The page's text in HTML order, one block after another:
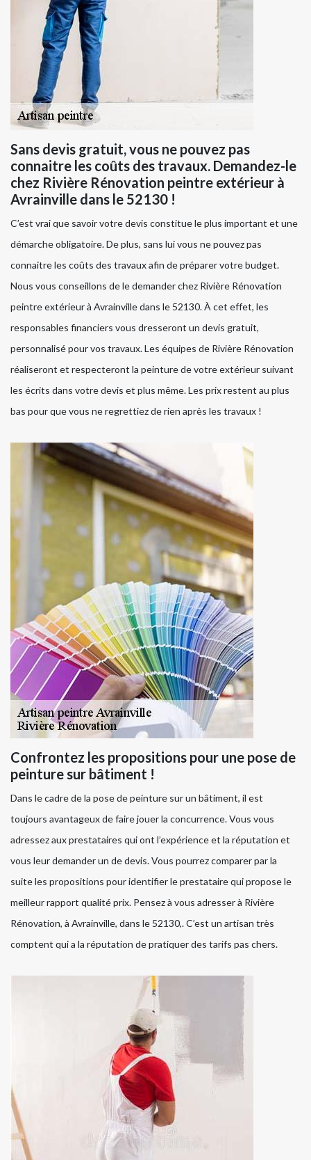
Sans devis gratuit, vous ne pouvez pas
connaitre les coûts des travaux. Demandez-le
chez Rivière Rénovation peintre extérieur à
Avrainville dans le 52130 !
C’est vrai que savoir votre devis constitue le plus important et une
démarche obligatoire. De plus, sans lui vous ne pouvez pas
connaitre les coûts des travaux afin de préparer votre budget.
Nous vous conseillons de le demander chez Rivière Rénovation
peintre extérieur à Avrainville dans le 52130. À cet effet, les
responsables financiers vous dresseront un devis gratuit,
personnalisé pour vos travaux. Les équipes de Rivière Rénovation
réaliseront et respecteront la peinture de votre extérieur suivant
les écrits dans votre devis et plus même. Les prix restent au plus
bas pour que vous ne regrettiez de rien après les travaux !
Confrontez les propositions pour une pose de
peinture sur bâtiment !
Dans le cadre de la pose de peinture sur un bâtiment, il est
toujours avantageux de faire jouer la concurrence. Vous vous
adressez aux prestataires qui ont l’expérience et la réputation et
vous leur demander un de devis. Vous pourrez comparer par la
suite les propositions pour identifier le prestataire qui propose le
meilleur rapport qualité prix. Pensez à vous adresser à Rivière
Rénovation, à Avrainville, dans le 52130,. C’est un artisan très
comptent qui a la réputation de pratiquer des tarifs pas chers.